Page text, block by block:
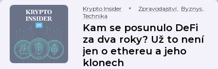
Krypto Insider Zpravodajství, Byznys,
Technika
Kam se posunulo DeFi
za dva roky? Už to není
jen o ethereu a jeho
klonech